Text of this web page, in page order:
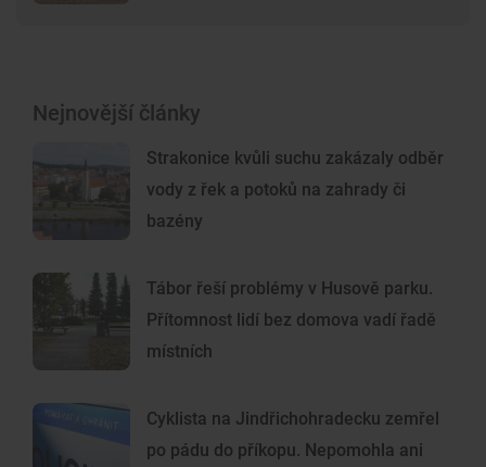
Nejnovější články
Strakonice kvůli suchu zakázaly odběr
vody z řek a potoků na zahrady či
bazény
Tábor řeší problémy v Husově parku.
Přítomnost lidí bez domova vadí řadě
místních
Cyklista na Jindřichohradecku zemřel
po pádu do příkopu. Nepomohla ani